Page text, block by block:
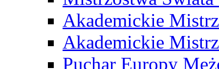
Akademickie
Akademickie
Puchar Europy